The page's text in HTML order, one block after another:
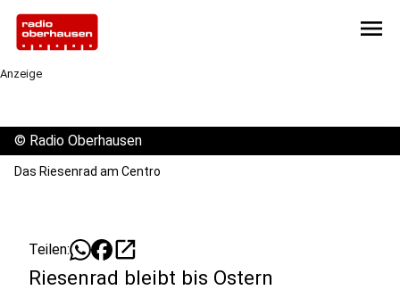
menu
Anzeige
© Radio Oberhausen
Das Riesenrad am Centro
Teilen: open_in_new
Riesenrad bleibt bis Ostern